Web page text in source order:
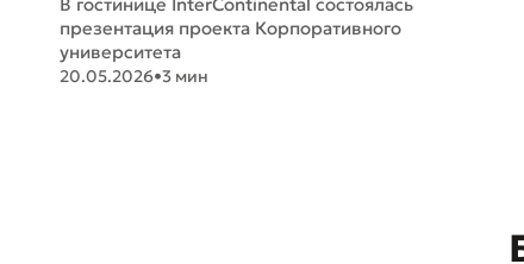
презентация проекта Корпоративного
университета
20.05.2026•3 мин